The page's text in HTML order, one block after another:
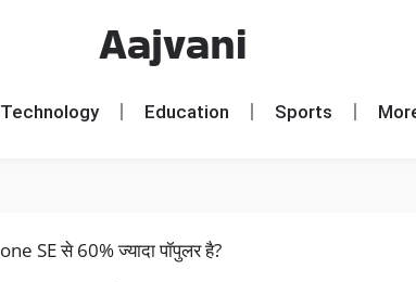
Aajvani
Technology Education Sports